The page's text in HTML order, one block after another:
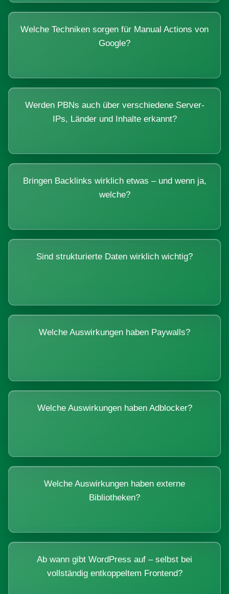
Welche Techniken sorgen für Manual Actions von
Google?
Werden PBNs auch über verschiedene Server-
IPs, Länder und Inhalte erkannt?
Bringen Backlinks wirklich etwas – und wenn ja,
welche?
Sind strukturierte Daten wirklich wichtig?
Welche Auswirkungen haben Paywalls?
Welche Auswirkungen haben Adblocker?
Welche Auswirkungen haben externe
Bibliotheken?
Ab wann gibt WordPress auf – selbst bei
vollständig entkoppeltem Frontend?